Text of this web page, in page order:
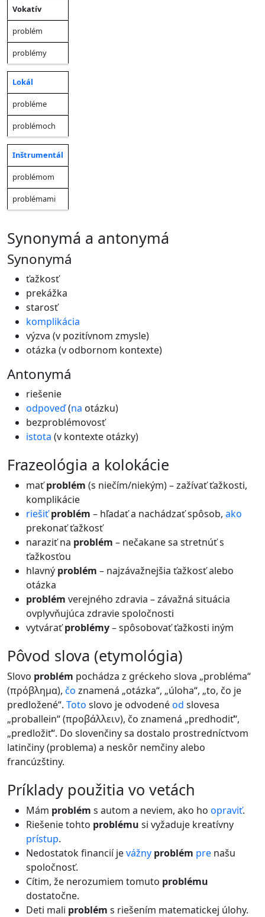
Vokatív
problém
problémy
Lokál
probléme
problémoch
Inštrumentál
problémom
problémami
synonymá a antonymá
Synonymá
ťažkosť
prekážka
starosť
komplikácia
výzva (v pozitívnom zmysle)
otázka (v odbornom kontexte)
Antonymá
riešenie
odpoveď(na otázku)
bezproblémovosť
istota (v kontexte otázky)
frazeológia a kolokácie
maťproblém (s niečím/niekým) – zažívať ťažkosti,
komplikácie
riešiť problém – hľadať a nachádzať spôsob, ako
prekonať ťažkosť
naraziť na problém – nečakane sa stretnúť s
ťažkosťou
hlavný problém – najzávažnejšia ťažkosť alebo
otázka
problém verejného zdravia – závažná situácia
ovplyvňujúca zdravie spoločnosti
vytváraťproblémy– spôsobovať ťažkosti iným
pôvod slova (etymológia)
Slovo problém pochádza z gréckeho slova „probléma“
(πρόβλημα), čo znamená „otázka“, „úloha“, „to, čo je
predložené“. Toto slovo je odvodenéod slovesa
„proballein“ (προβάλλειν), čo znamená „predhodiť“,
„predložiť“. Do slovenčiny sa dostalo prostredníctvom
latinčiny (problema) a neskôr nemčiny alebo
francúzštiny.
príklady použitia vo vetách
Mám problém s autom a neviem, ako ho opraviť.
Riešenie tohto problému si vyžaduje kreatívny
prístup.
Nedostatok financií jevážny problém pre našu
spoločnosť.
Cítim, že nerozumiem tomuto problému
dostatočne.
Deti mali problém s riešením matematickej úlohy.